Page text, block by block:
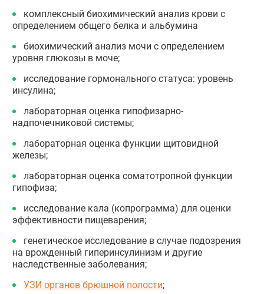
комплексный биохимический анализ крови с
определением общего белка и альбумина
биохимический анализ мочи с определением
уровня глюкозы в моче;
исследование гормонального статуса: уровень
инсулина;
лабораторная оценка гипофизарно-
надпочечниковой системы;
лабораторная оценка функции щитовидной
железы;
лабораторная оценка соматотропной функции
гипофиза;
исследование кала (копрограмма) для оценки
эффективности пищеварения;
генетическое исследование в случае подозрения
на врожденный гиперинсулинизм и другие
наследственные заболевания;
УЗИ органов брюшной полости;